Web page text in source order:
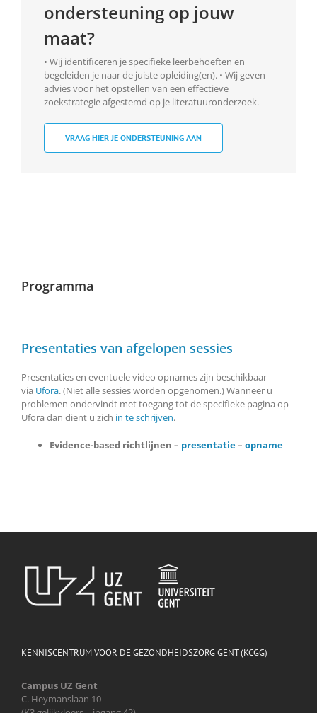
ondersteuning op jouw
maat?
• Wij identificeren je specifieke leerbehoeften en
begeleiden je naar de juiste opleiding(en). • Wij geven
advies voor het opstellen van een effectieve
zoekstrategie afgestemd op je literatuuronderzoek.
VRAAG HIER JE ONDERSTEUNING AAN
Programma
Presentaties van afgelopen sessies
Presentaties en eventuele video opnames zijn beschikbaar
via Ufora. (Niet alle sessies worden opgenomen.) Wanneer u
problemen ondervindt met toegang tot de specifieke pagina op
Ufora dan dient u zich in te schrijven.
Evidence-based richtlijnen – presentatie– opname
KENNISCENTRUM VOOR DE GEZONDHEIDSZORG GENT (KCGG)
Campus UZ Gent
C. Heymanslaan 10